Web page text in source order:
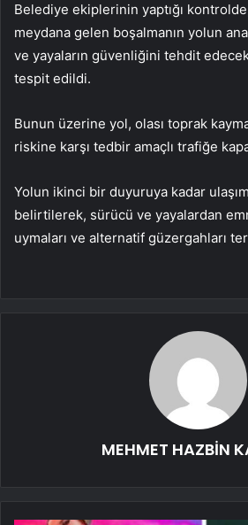
Belediye ekiplerinin yaptığı
meydana gelen boşalmanın yolun
ve yayaların güvenliğini tehdit
tespit edildi.
Bunun üzerine yol, olası toprak
riskine karşı tedbir amaçlı trafiğe
Yolun ikinci bir duyuruya kadar
belirtilerek, sürücü ve yayalardan
uymaları ve alternatif güzergahları
MEHMET HAZBİN